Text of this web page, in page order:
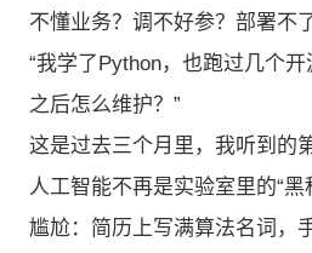
不懂业务？调不好参？部署不
“我学了Python，也跑过几个
之后怎么维护？”
这是过去三个月里，我听到的
人工智能不再是实验室里的“
尴尬：简历上写满算法名词，